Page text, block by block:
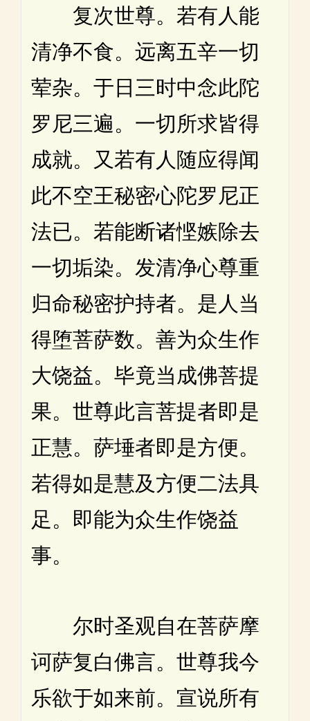
复次世尊。若有人能
清净不食。远离五辛一切
荤杂。于日三时中念此陀
罗尼三遍。一切所求皆得
成就。又若有人随应得闻
此不空王秘密心陀罗尼正
法已。若能断诸悭嫉除去
一切垢染。发清净心尊重
归命秘密护持者。是人当
得堕菩萨数。善为众生作
大饶益。毕竟当成佛菩提
果。世尊此言菩提者即是
正慧。萨埵者即是方便。
若得如是慧及方便二法具
足。即能为众生作饶益
事。
尔时圣观自在菩萨摩
诃萨复白佛言。世尊我今
乐欲于如来前。宣说所有